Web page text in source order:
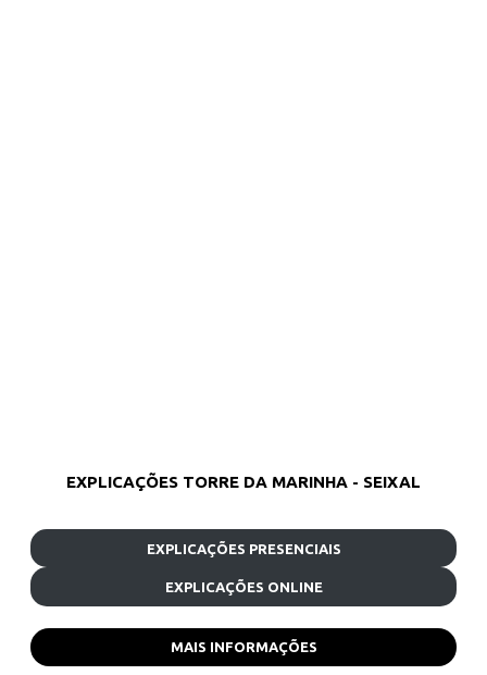
EXPLICAÇÕES TORRE DA MARINHA - SEIXAL
EXPLICAÇÕES PRESENCIAIS
EXPLICAÇÕES ONLINE
MAIS INFORMAÇÕES